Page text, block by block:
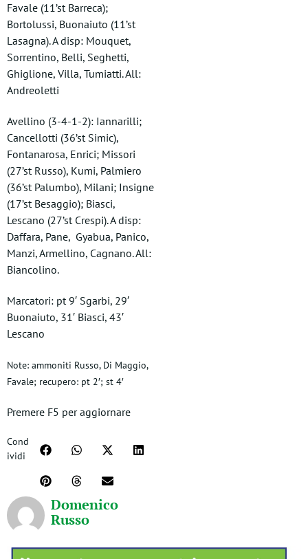
Favale (11’st Barreca);
Bortolussi, Buonaiuto (11’st
Lasagna). A disp: Mouquet,
Sorrentino, Belli, Seghetti,
Ghiglione, Villa, Tumiatti. All:
Andreoletti
Avellino (3-4-1-2): Iannarilli;
Cancellotti (36’st Simic),
Fontanarosa, Enrici; Missori
(27’st Russo), Kumi, Palmiero
(36’st Palumbo), Milani; Insigne
(17’st Besaggio); Biasci,
Lescano (27’st Crespi). A disp:
Daffara, Pane, Gyabua, Panico,
Manzi, Armellino, Cagnano. All:
Biancolino.
Marcatori: pt 9′ Sgarbi, 29′
Buonaiuto, 31′ Biasci, 43′
Lescano
Note: ammoniti Russo, Di Maggio,
Favale; recupero: pt 2′; st 4′
Premere F5 per aggiornare
Cond
ividi
Domenico
Russo